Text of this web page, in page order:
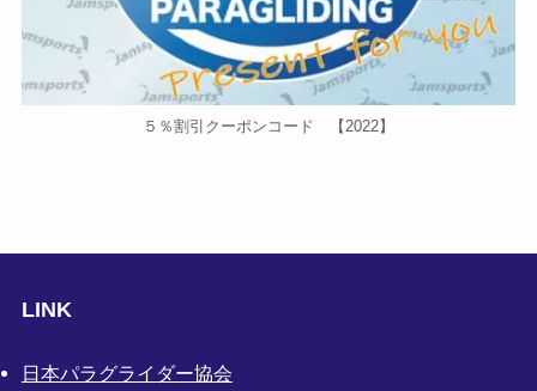
５％割引クーポンコード 【2022】
LINK
日本パラグライダー協会